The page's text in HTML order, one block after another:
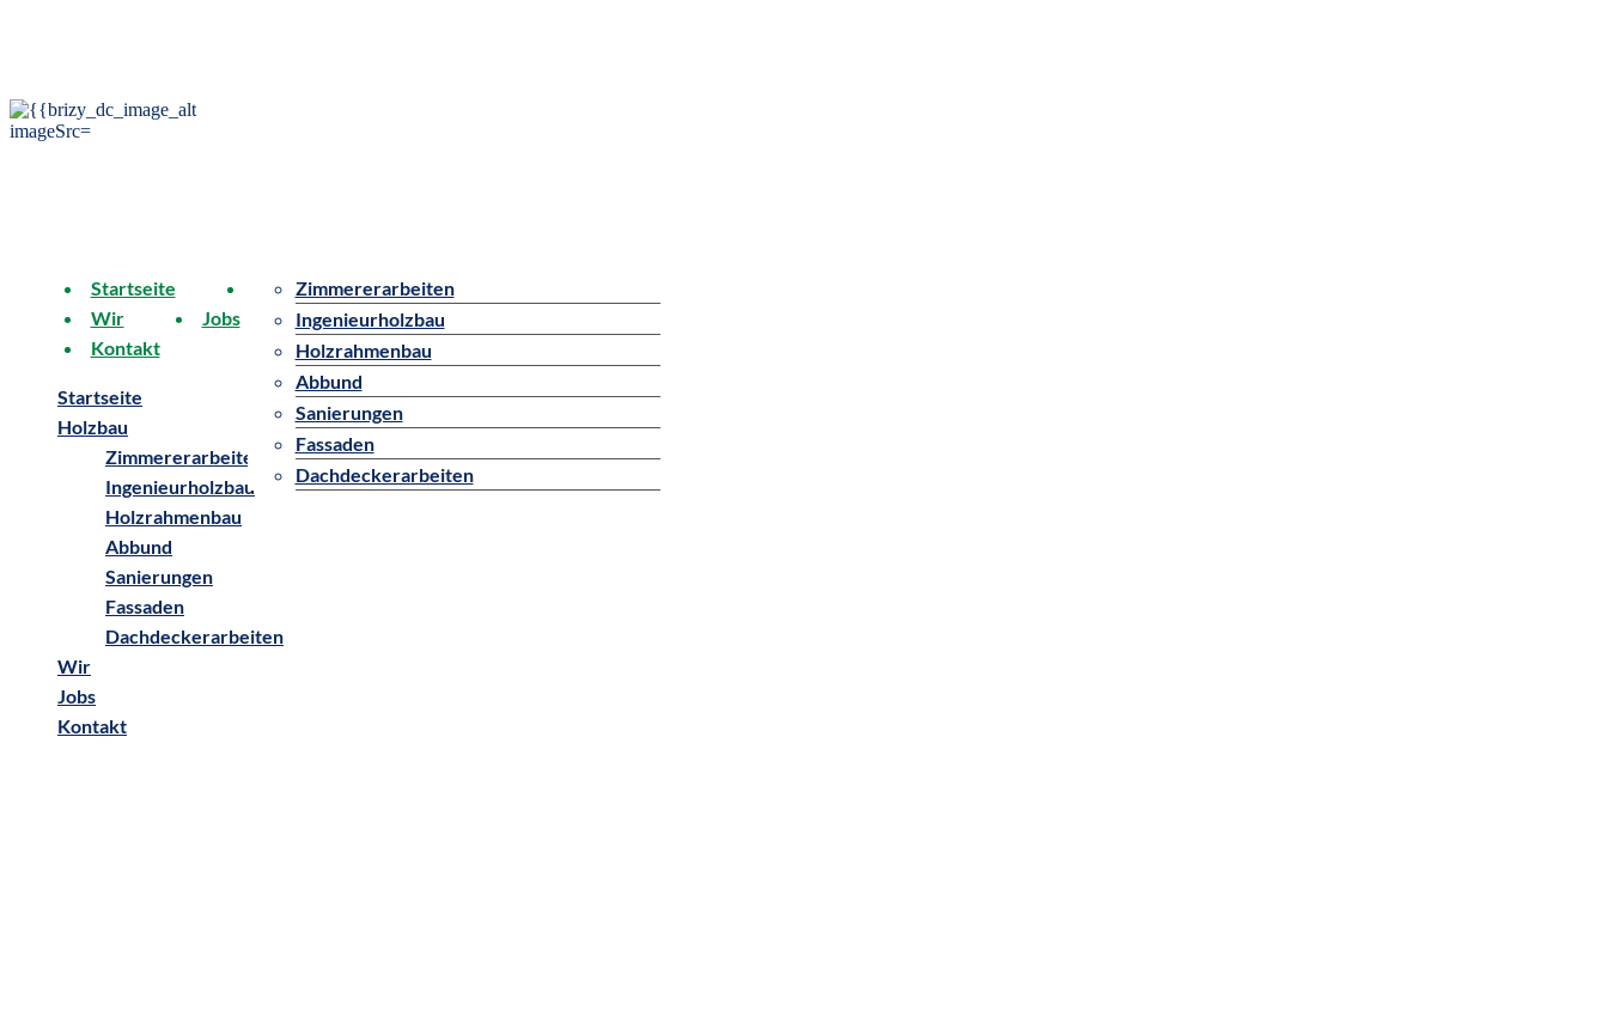
Startseite HolzbauZimmererarbeiten
Ingenieurholzbau
Holzrahmenbau
Abbund
Sanierungen
Fassaden
Dachdeckerarbeiten
Wir
Jobs
Kontakt
Startseite
Holzbau
Zimmererarbeiten
Ingenieurholzbau
Holzrahmenbau
Abbund
Sanierungen
Fassaden
Dachdeckerarbeiten
Wir
Jobs
Kontakt